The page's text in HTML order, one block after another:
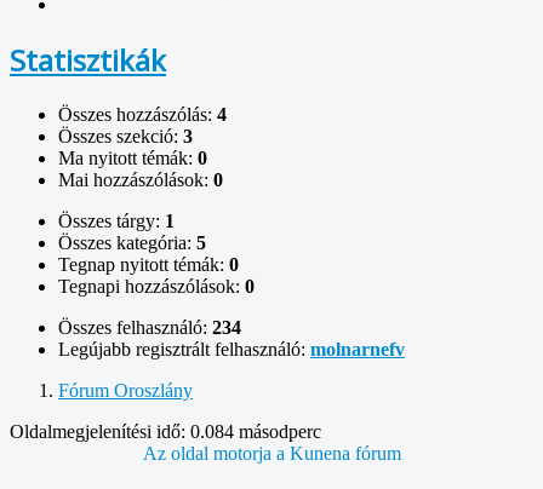
Statisztikák
Összes hozzászólás: 4
Összes szekció: 3
Ma nyitott témák: 0
Mai hozzászólások: 0
Összes tárgy: 1
Összes kategória: 5
Tegnap nyitott témák: 0
Tegnapi hozzászólások: 0
Összes felhasználó: 234
Legújabb regisztrált felhasználó: molnarnefv
Fórum Oroszlány
Oldalmegjelenítési idő: 0.084 másodperc
Az oldal motorja a Kunena fórum